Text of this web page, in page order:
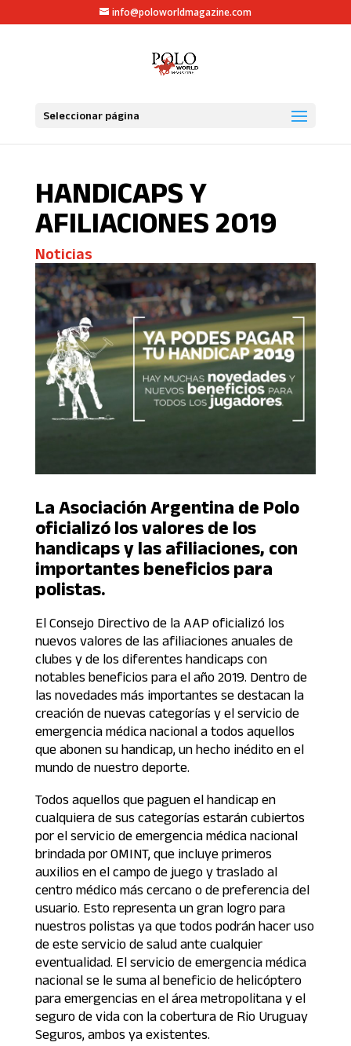
info@poloworldmagazine.com
Seleccionar página
HANDICAPS Y
AFILIACIONES 2019
Noticias
La Asociación Argentina de Polo
oficializó los valores de los
handicaps y las afiliaciones, con
importantes beneficios para
polistas.
El Consejo Directivo de la AAP oficializó los
nuevos valores de las afiliaciones anuales de
clubes y de los diferentes handicaps con
notables beneficios para el año 2019. Dentro de
las novedades más importantes se destacan la
creación de nuevas categorías y el servicio de
emergencia médica nacional a todos aquellos
que abonen su handicap, un hecho inédito en el
mundo de nuestro deporte.
Todos aquellos que paguen el handicap en
cualquiera de sus categorías estarán cubiertos
por el servicio de emergencia médica nacional
brindada por OMINT, que incluye primeros
auxilios en el campo de juego y traslado al
centro médico más cercano o de preferencia del
usuario. Esto representa un gran logro para
nuestros polistas ya que todos podrán hacer uso
de este servicio de salud ante cualquier
eventualidad. El servicio de emergencia médica
nacional se le suma al beneficio de helicóptero
para emergencias en el área metropolitana y el
seguro de vida con la cobertura de Rio Uruguay
Seguros, ambos ya existentes.